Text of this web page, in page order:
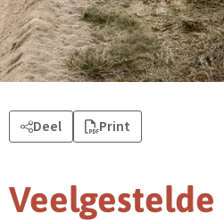
Deel Print
Veelgestelde